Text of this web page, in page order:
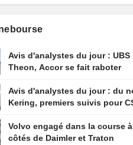
Avis d'analystes du jour :
Theon, Accor se fait raboter
Avis d'analystes du jour : du
Kering, premiers suivis pour
Volvo engagé dans la course
côtés de Daimler et Traton